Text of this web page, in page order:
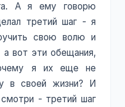
А я ему говорю
третий шаг - я
свою волю и
вот эти обещания,
я их еще не
в своей жизни? И
- третий шаг